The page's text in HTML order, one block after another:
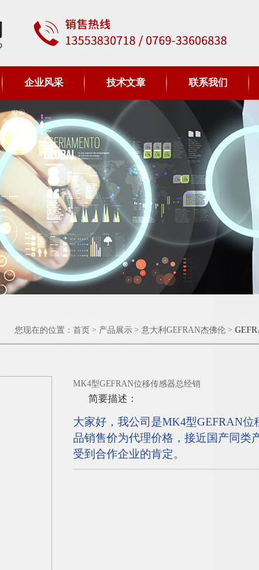
企业风采 技术文章 联系我们
您现在的位置： 首页 > 产品展示 > 意大利GEFRAN杰佛伦 >
MK4型GEFRAN位移传感器总经销
简要描述：
大家好，我公司是MK4型GEFRAN
品销售价为代理价格，接近国产同类
受到合作企业的肯定。